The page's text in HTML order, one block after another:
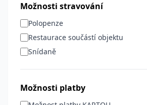
Možnosti stravování
Polopenze
Restaurace součástí objektu
Snídaně
Možnosti platby